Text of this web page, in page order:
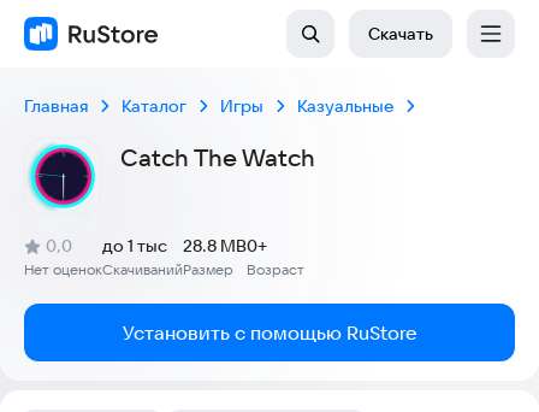
Скачать
Главная Каталог Игры Казуальные
Catch The Watch
Рейтинг:
0,0
(
Нет оценок
)
Скачиваний
до 1 тыс
Размер
28.8 MB
Возраст
0+
Установить с помощью RuStore